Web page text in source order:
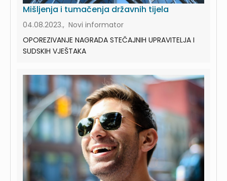
Mišljenja i tumačenja državnih tijela
04.08.2023., Novi informator
OPOREZIVANJE NAGRADA STEČAJNIH UPRAVITELJA I
SUDSKIH VJEŠTAKA